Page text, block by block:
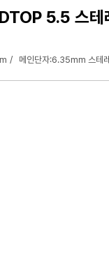
5.5 스
메인단자:6.35mm 스테